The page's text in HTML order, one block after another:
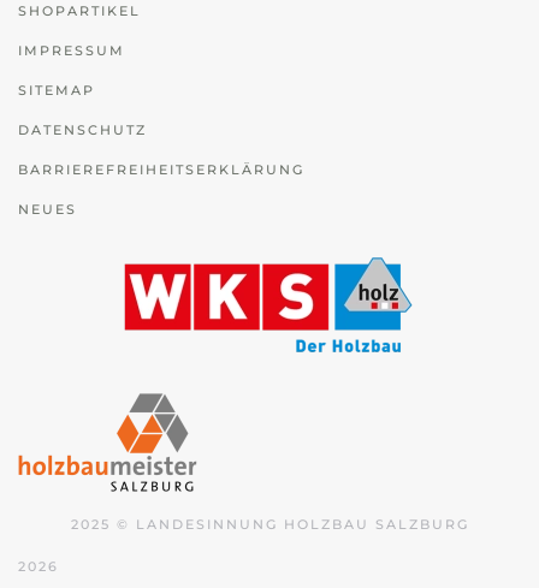
SHOPARTIKEL
IMPRESSUM
SITEMAP
DATENSCHUTZ
BARRIEREFREIHEITSERKLÄRUNG
NEUES
2025 © LANDESINNUNG HOLZBAU SALZBURG
2026